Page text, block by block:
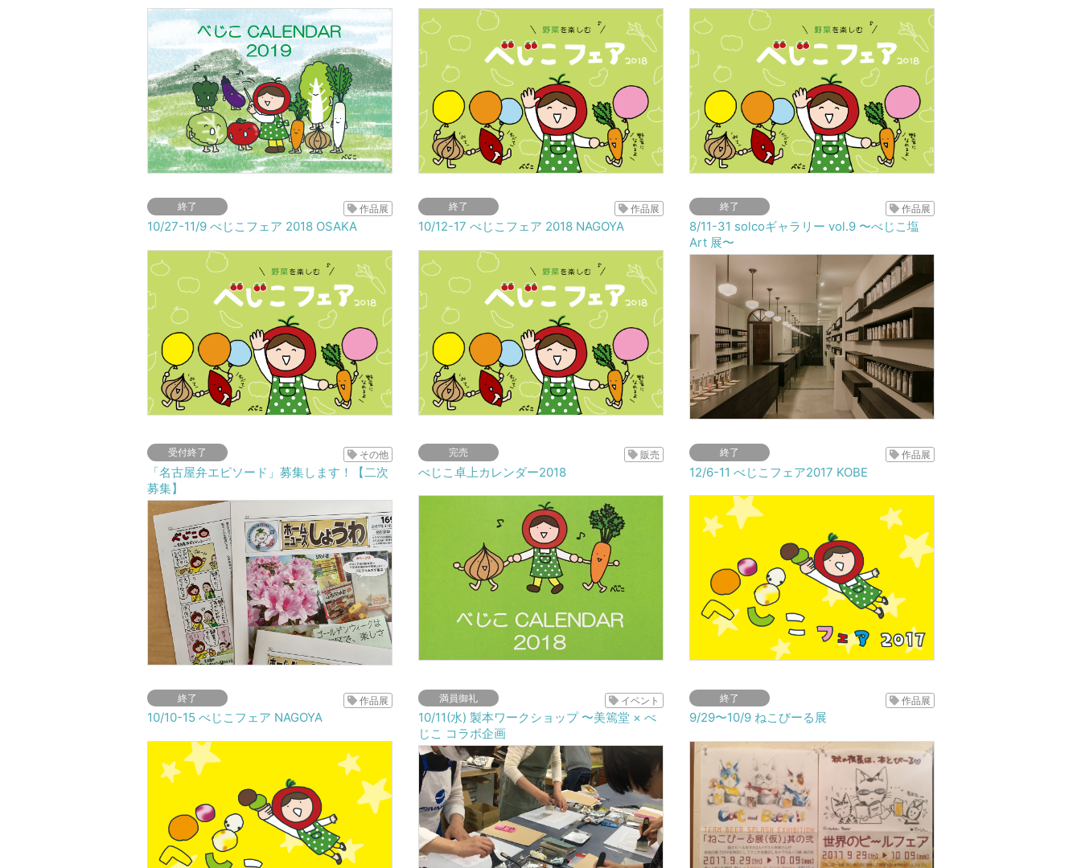
終了
10/27-11/9 べじこフェア 2018 OSAKA
作品展 終了
10/12-17 べじこフェア 2018 NAGOYA
作品展 終了
8/11-31 solcoギャラリー vol.9 〜べじこ塩
Art 展〜
作品展
受付終了
「名古屋弁エピソード」募集します！【二次
募集】
その他 完売
べじこ卓上カレンダー2018
販売 終了
12/6-11 べじこフェア2017 KOBE
作品展
終了
10/10-15 べじこフェア NAGOYA
作品展 満員御礼
10/11(水) 製本ワークショップ 〜美篶堂 × べ
じこ コラボ企画
イベント 終了
9/29〜10/9 ねこびーる展
作品展